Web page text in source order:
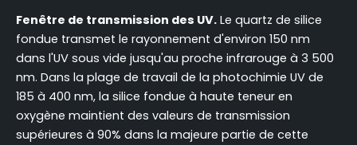
Fenêtre de transmission des UV. Le quartz de silice
fondue transmet le rayonnement d'environ 150 nm
dans l'UV sous vide jusqu'au proche infrarouge à 3 500
nm. Dans la plage de travail de la photochimie UV de
185 à 400 nm, la silice fondue à haute teneur en
oxygène maintient des valeurs de transmission
supérieures à 90% dans la majeure partie de cette